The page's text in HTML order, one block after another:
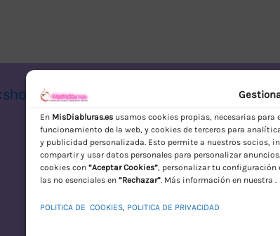
En MisDiabluras.es usamos cookies propias, necesarias para
funcionamiento de la web, y cookies de terceros para
y publicidad personalizada. Esto permite a nuestros socios,
compartir y usar datos personales para personalizar
cookies con “Aceptar Cookies”, personalizar tu configuración
las no esenciales en “Rechazar”. Más información en nuestra .
POLITICA DE COOKIES, POLITICA DE PRIVACIDAD
Online con Envío Discreto en